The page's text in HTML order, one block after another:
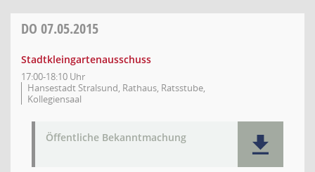
DO 07.05.2015
Stadtkleingartenausschuss
17:00-18:10 Uhr
Hansestadt Stralsund, Rathaus, Ratsstube,
Kollegiensaal
Öffentliche Bekanntmachung